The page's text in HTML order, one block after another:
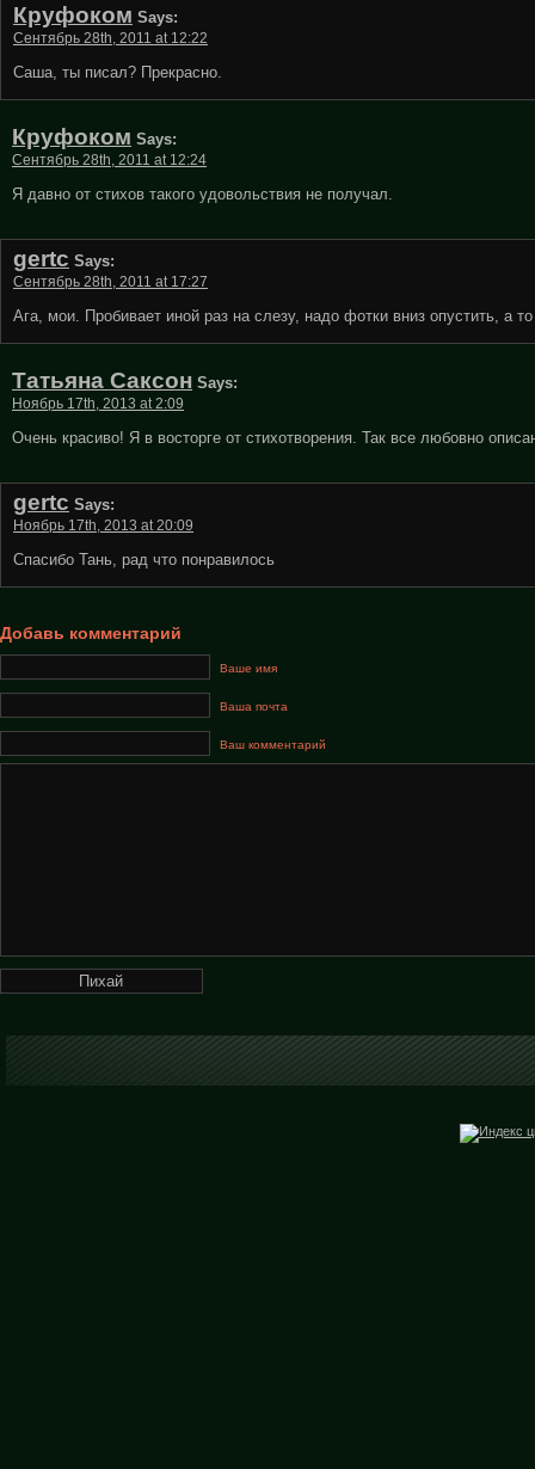
Круфоком Says:
Сентябрь 28th, 2011 at 12:22
Саша, ты писал? Прекрасно.
Круфоком Says:
Сентябрь 28th, 2011 at 12:24
Я давно от стихов такого удовольствия не получал.
gertc Says:
Сентябрь 28th, 2011 at 17:27
Ага, мои. Пробивает иной раз на слезу, надо фотки вниз опустить, а
Татьяна Саксон Says:
Ноябрь 17th, 2013 at 2:09
Очень красиво! Я в восторге от стихотворения. Так все любовно
gertc Says:
Ноябрь 17th, 2013 at 20:09
Спасибо Тань, рад что понравилось
Добавь комментарий
Ваше имя
Ваша почта
Ваш комментарий